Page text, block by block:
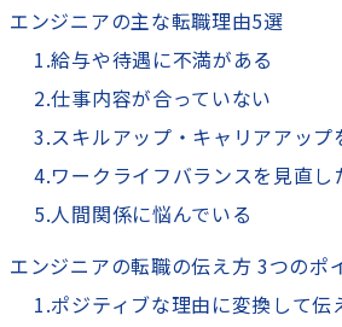
エンジニアの主な転職理由5選
1.給与や待遇に不満がある
2.仕事内容が合っていない
3.スキルアップ・キャリアアップ
4.ワークライフバランスを見直し
5.人間関係に悩んでいる
エンジニアの転職の伝え方 3つのポ
1.ポジティブな理由に変換して伝